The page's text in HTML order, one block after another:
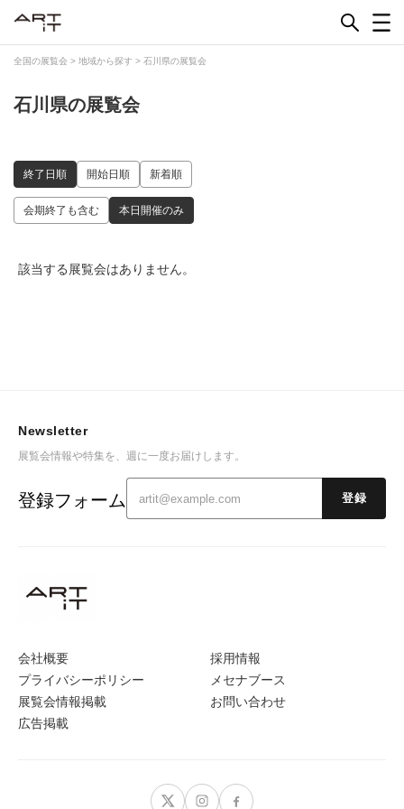
全国の展覧会 > 地域から探す > 石川県の展覧会
石川県の展覧会
終了日順 開始日順 新着順
会期終了も含む 本日開催のみ
該当する展覧会はありません。
会社概要
プライバシーポリシー
展覧会情報掲載
広告掲載
採用情報
メセナブース
お問い合わせ
Newsletter
展覧会情報や特集を、週に一度お届けします。
登録フォーム 登録